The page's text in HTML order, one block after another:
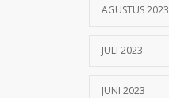
AGUSTUS 2023
JULI 2023
JUNI 2023